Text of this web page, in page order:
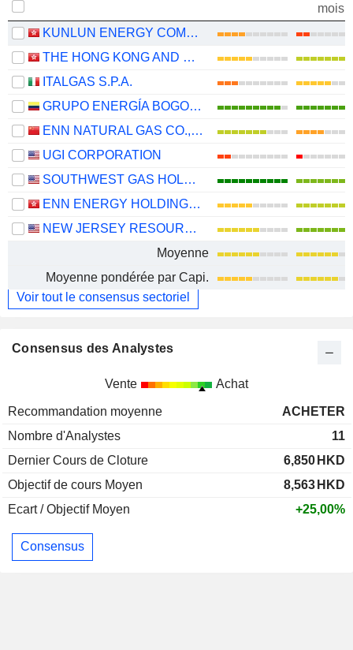
mois
KUNLUN ENERGY COMPANY LIMITED
THE HONG KONG AND CHINA GAS COMPANY LIMITED
ITALGAS S.P.A.
GRUPO ENERGÍA BOGOTÁ S.A. E.S.P.
ENN NATURAL GAS CO., LTD.
UGI CORPORATION
SOUTHWEST GAS HOLDINGS, INC.
ENN ENERGY HOLDINGS LIMITED
NEW JERSEY RESOURCES CORPORATION
Moyenne
Moyenne pondérée par Capi.
Voir tout le consensus sectoriel
Consensus des Analystes
Vente Achat
Recommandation moyenne
ACHETER
Nombre d'Analystes
11
Dernier Cours de Cloture
6,850 HKD
Objectif de cours Moyen
8,563 HKD
Ecart / Objectif Moyen
+25,00%
Consensus